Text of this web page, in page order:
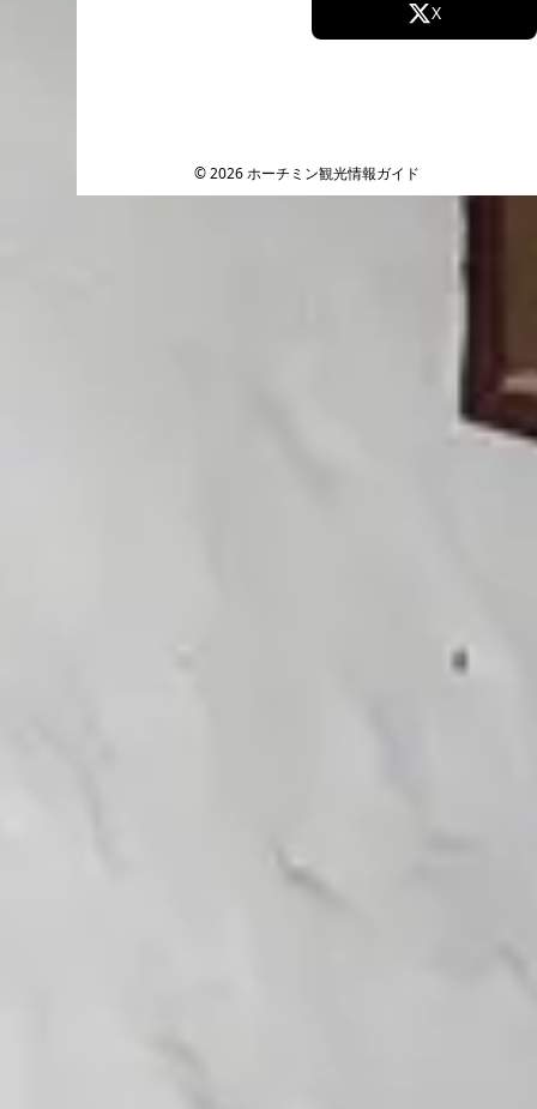
X
© 2026 ホーチミン観光情報ガイド